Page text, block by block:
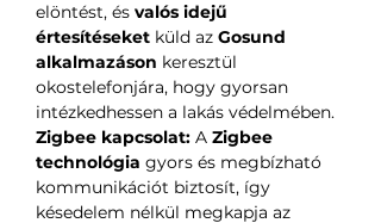
elöntést, és valós idejű
értesítéseket küld az Gosund
alkalmazáson keresztül
okostelefonjára, hogy gyorsan
intézkedhessen a lakás védelmében.
Zigbee kapcsolat: A Zigbee
technológia gyors és megbízható
kommunikációt biztosít, így
késedelem nélkül megkapja az